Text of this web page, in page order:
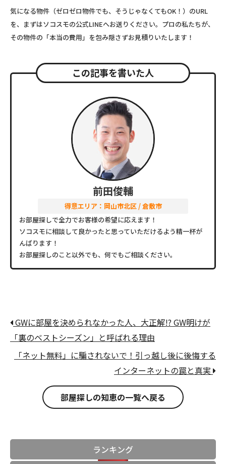
気になる物件（ゼロゼロ物件でも、そうじゃなくてもOK！）のURL
を、まずはソコスモの公式LINEへお送りください。プロの私たちが、
その物件の「本当の費用」を包み隠さずお見積りいたします！
この記事を書いた人
前田俊輔
得意エリア：岡山市北区 / 倉敷市
お部屋探しで全力でお客様の希望に応えます！
ソコスモに相談して良かったと思っていただけるよう精一杯が
んばります！
お部屋探しのこと以外でも、何でもご相談ください。
GWに部屋を決められなかった人、大正解!? GW明けが
「裏のベストシーズン」と呼ばれる理由
「ネット無料」に騙されないで！引っ越し後に後悔する
インターネットの罠と真実
部屋探しの知恵の一覧へ戻る
ランキング